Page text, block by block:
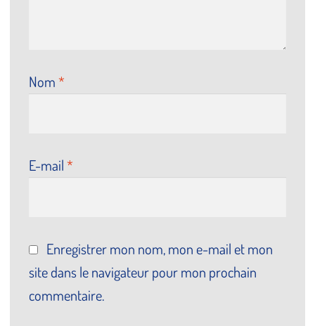
Nom *
E-mail *
Enregistrer mon nom, mon e-mail et mon
site dans le navigateur pour mon prochain
commentaire.